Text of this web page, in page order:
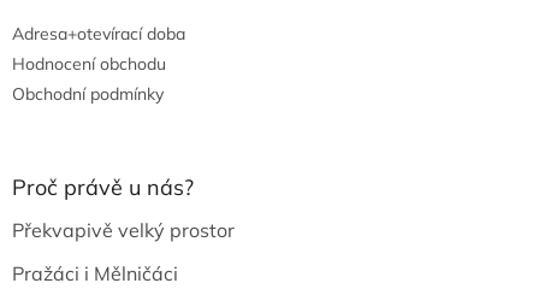
Adresa+otevírací doba
Hodnocení obchodu
Obchodní podmínky
Proč právě u nás?
Překvapivě velký prostor
Pražáci i Mělničáci